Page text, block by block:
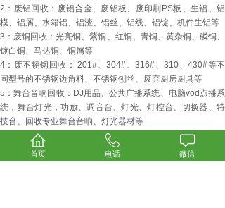
2：废铝回收：废铝合金、废铝板、废印刷PS板、生铝、铝
模、铝屑、水箱铝、铝渣、铝丝、铝线、铝锭、机件生铝等
3：废铜回收：光亮铜、紫铜、红铜、青铜、黄杂铜、磷铜、
镀白铜、马达铜、铜屑等
4：废不锈钢回收： 201#、304#、316#、310、430#等不
同型号的不锈钢边角料、不锈钢刨丝、废弃厨房厨具等
5：舞台音响回收：DJ用品、公共广播系统、电脑vod点播系
统，舞台灯光，功放、调音台、灯光、灯控台、切换器、特
技台、回收专业舞台音响、灯光器材等
6：废纸回收：纸皮，包装纸箱，旧书本，报纸，杂志等
7：废塑料回收：硅胶、亚克力、有机玻璃、铝塑板、ABS、
PC、PP、PVC、胶头等可回收塑料
首页 电话 微信